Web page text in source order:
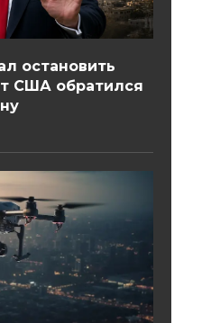
остановить
США обратился